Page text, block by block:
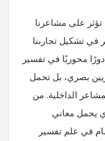
تؤثر على مشاعرنا
في تشكيل تجاربنا
دورًا محوريًا في تفسير
بصري، بل تحمل
الداخلية. من
يحمل معاني
في علم تفسير